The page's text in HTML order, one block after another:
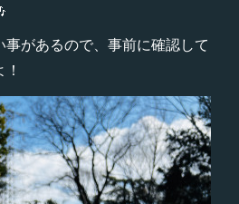
があるので、事前に確認して